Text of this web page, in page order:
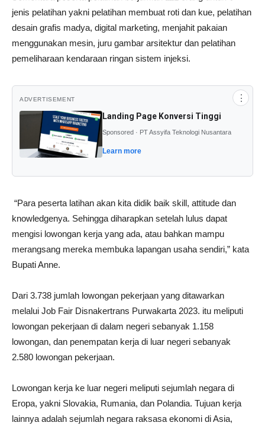
jenis pelatihan yakni pelatihan membuat roti dan kue, pelatihan
desain grafis madya, digital marketing, menjahit pakaian
menggunakan mesin, juru gambar arsitektur dan pelatihan
pemeliharaan kendaraan ringan sistem injeksi.
ADVERTISEMENT ⋮
Landing Page Konversi Tinggi
Sponsored · PT Assyifa Teknologi Nusantara
Learn more
“Para peserta latihan akan kita didik baik skill, attitude dan
knowledgenya. Sehingga diharapkan setelah lulus dapat
mengisi lowongan kerja yang ada, atau bahkan mampu
merangsang mereka membuka lapangan usaha sendiri,” kata
Bupati Anne.
Dari 3.738 jumlah lowongan pekerjaan yang ditawarkan
melalui Job Fair Disnakertrans Purwakarta 2023. itu meliputi
lowongan pekerjaan di dalam negeri sebanyak 1.158
lowongan, dan penempatan kerja di luar negeri sebanyak
2.580 lowongan pekerjaan.
Lowongan kerja ke luar negeri meliputi sejumlah negara di
Eropa, yakni Slovakia, Rumania, dan Polandia. Tujuan kerja
lainnya adalah sejumlah negara raksasa ekonomi di Asia,